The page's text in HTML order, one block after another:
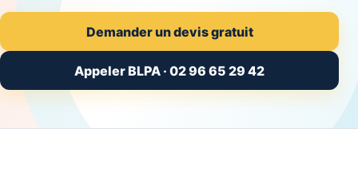
Demander un devis gratuit
Appeler BLPA · 02 96 65 29 42